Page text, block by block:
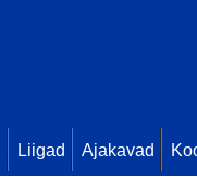
Liigad Ajakavad